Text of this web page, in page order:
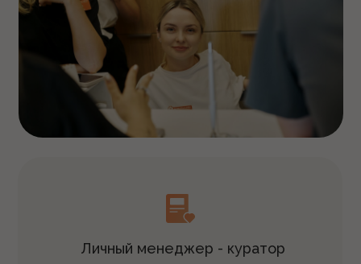
Личный менеджер - куратор